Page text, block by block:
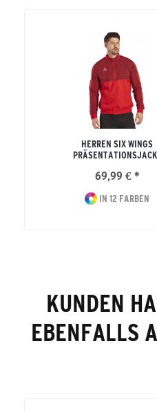
HERREN SIX WINGS
69,99 € *
IN 12 FARBEN
KUNDEN
EBENFALLS